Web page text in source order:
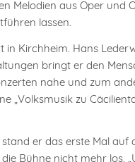
Melodien aus Oper und
lassen.
Kirchheim. Hans
bringt er den
nahe und zum
„Volksmusik zu
er das erste Mal auf
Bühne nicht mehr los.